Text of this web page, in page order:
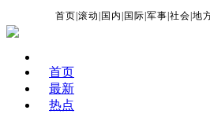
首页 |滚动 国内 国际 |军事 |社会 |地
首页
最新
热点